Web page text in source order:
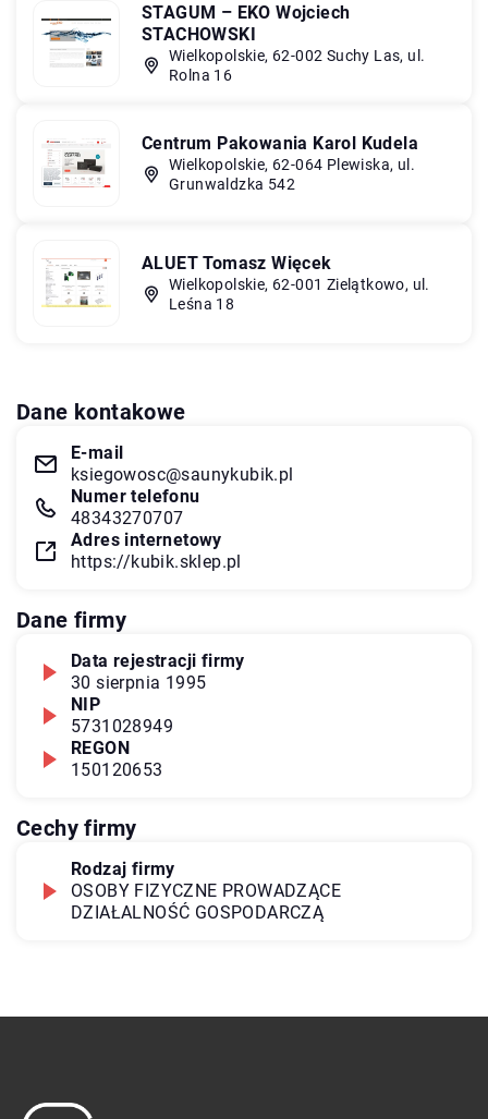
STAGUM – EKO Wojciech
STACHOWSKI
Wielkopolskie, 62-002 Suchy Las, ul.
Rolna 16
Centrum Pakowania Karol Kudela
Wielkopolskie, 62-064 Plewiska, ul.
Grunwaldzka 542
ALUET Tomasz Więcek
Wielkopolskie, 62-001 Zielątkowo, ul.
Leśna 18
Dane kontakowe
E-mail
ksiegowosc@saunykubik.pl
Numer telefonu
48343270707
Adres internetowy
https://kubik.sklep.pl
Dane firmy
Data rejestracji firmy
30 sierpnia 1995
NIP
5731028949
REGON
150120653
Cechy firmy
Rodzaj firmy
OSOBY FIZYCZNE PROWADZĄCE
DZIAŁALNOŚĆ GOSPODARCZĄ